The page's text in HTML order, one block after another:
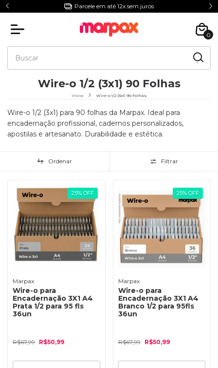
5% Off com o Cupom NIVERMPX
0
Wire-o 1/2 (3x1) 90 Folhas
Início Wire-o 1/2 (3x1) 90 Folhas
Wire-o 1/2 (3x1) para 90 folhas da Marpax. Ideal para
encadernação profissional, cadernos personalizados,
apostilas e artesanato. Durabilidade e estética.
Ordenar Filtrar
25% OFF
Marpax
Wire-o para
Encadernação 3X1 A4
Prata 1/2 para 95 fls
36un
R$67,99 R$50,99
25% OFF
Marpax
Wire-o para
Encadernação 3X1 A4
Branco 1/2 para 95fls
36un
R$67,99 R$50,99